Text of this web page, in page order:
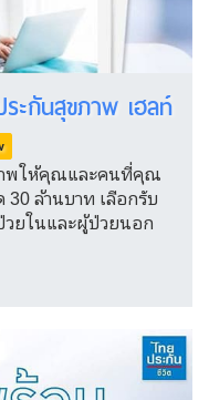
ะกันสุขภาพ เฮลท์
าพให้คุณและคนที่คุณ
ล้านบาท เลือกรับ
ยในและผู้ป่วยนอก